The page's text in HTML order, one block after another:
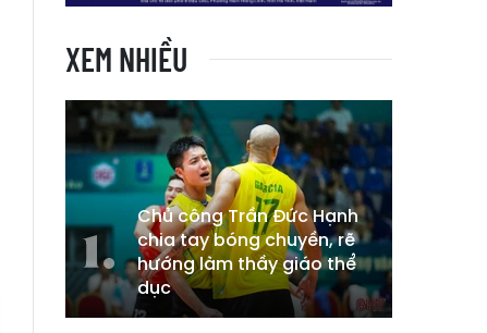
XEM NHIỀU
Chủ công Trần Đức Hạnh
chia tay bóng chuyền, rẽ
hướng làm thầy giáo thể
dục